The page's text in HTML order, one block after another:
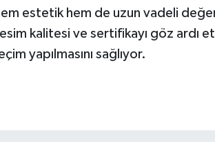
estetik hem de uzun vadeli değer
kalitesi ve sertifikayı göz ardı
yapılmasını sağlıyor.